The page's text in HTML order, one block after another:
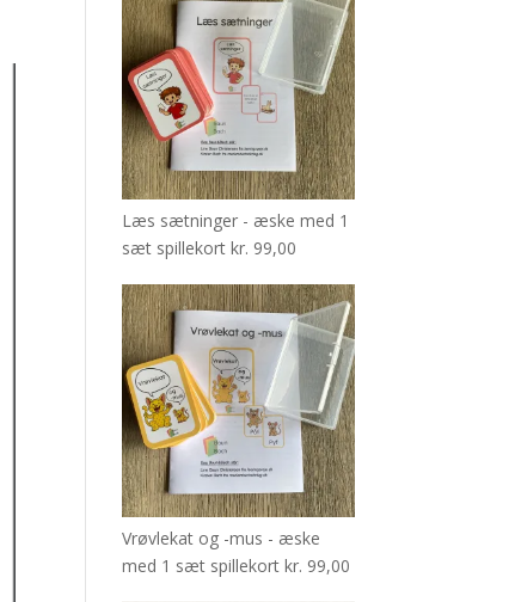
Læs sætninger - æske med 1
sæt spillekort kr. 99,00
Vrøvlekat og -mus - æske
med 1 sæt spillekort kr. 99,00